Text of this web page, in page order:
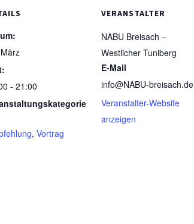
- 21:00
, Vortrag
VERANSTALTER
NABU Breisach –
Westlicher Tuniberg
E-Mail
info@NABU-breisach.de
Veranstalter-Website
anzeigen